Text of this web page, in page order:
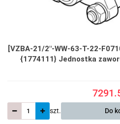
[VZBA-21/2"-WW-63-T-22-
{1774111} Jednostka
szt. Do